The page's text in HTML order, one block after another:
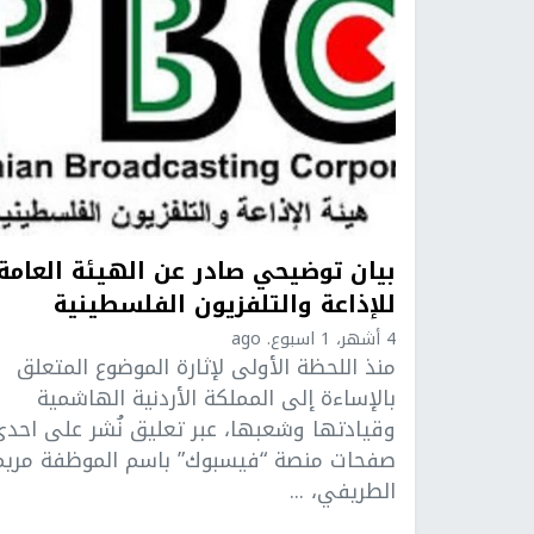
بيان توضيحي صادر عن الهيئة
للإذاعة والتلفزيون الفلسطينية
4 أشهر، 1 اسبوع. ago
منذ اللحظة الأولى لإثارة الموضوع المتعلق
بالإساءة إلى المملكة الأردنية الهاشمية
وقيادتها وشعبها، عبر تعليق نُشر على
صفحات منصة “فيسبوك” باسم الموظفة
الطريفي، ...